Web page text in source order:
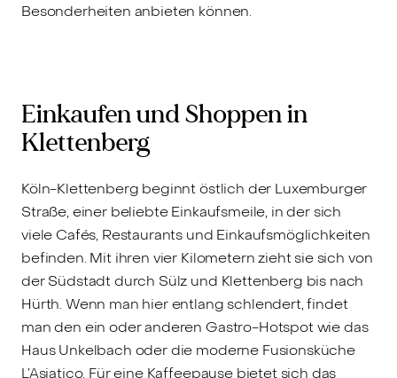
Besonderheiten anbieten können.
Einkaufen und Shoppen in
Klettenberg
Köln-Klettenberg beginnt östlich der Luxemburger
Straße, einer beliebte Einkaufsmeile, in der sich
viele Cafés, Restaurants und Einkaufsmöglichkeiten
befinden. Mit ihren vier Kilometern zieht sie sich von
der Südstadt durch Sülz und Klettenberg bis nach
Hürth. Wenn man hier entlang schlendert, findet
man den ein oder anderen Gastro-Hotspot wie das
Haus Unkelbach oder die moderne Fusionsküche
L’Asiatico. Für eine Kaffeepause bietet sich das